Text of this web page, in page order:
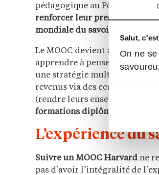
Salut,
On ne
pédagogique au Pôle Léonard
renforcer leur prestige, attirer
mondiale du savoir
Le MOOC devient aussi un
apprendre à penser comme
une stratégie multiple :
revenus via des certificats
(rendre leurs enseignements
formations diplômantes plus
L’expérience du
Suivre un MOOC Harvard ne
pas d’avoir l’intégralité de